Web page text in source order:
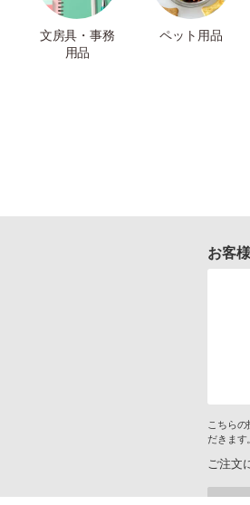
文房具・事務
用品
ペット用品
お客
こちら
だきます
ご注文